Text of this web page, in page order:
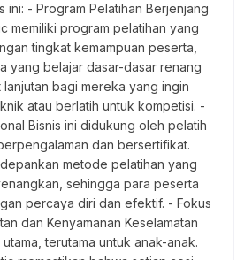
ini: - Program Pelatihan Berjenjang
memiliki program pelatihan yang
tingkat kemampuan peserta,
yang belajar dasar-dasar renang
bagi mereka yang ingin
atau berlatih untuk kompetisi. -
Bisnis ini didukung oleh pelatih
dan bersertifikat.
metode pelatihan yang
sehingga para peserta
percaya diri dan efektif. - Fokus
dan Kenyamanan Keselamatan
terutama untuk anak-anak.